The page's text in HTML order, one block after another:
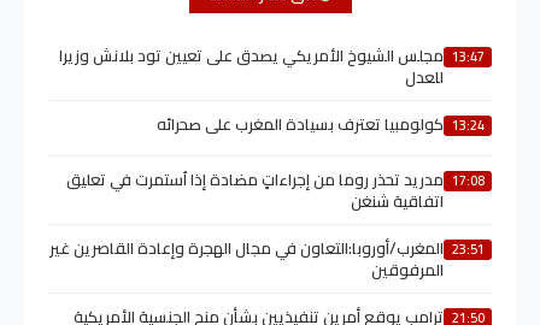
13:47 مجلس الشيوخ الأمريكي يصدق على تعيين تود بلانش وزيرا
للعدل
13:24 كولومبيا تعترف بسيادة المغرب على صحرائه
17:08 مدريد تحذر روما من إجراءاتٍ مضادة إذا اُستمرت في تعليق
اتفاقية شنغن
23:51 المغرب/أوروبا:التعاون في مجال الهجرة وإعادة القاصرين غير
المرفوقين
21:50 ترامب يوقع أمرين تنفيذيين بشأن منح الجنسية الأمريكية